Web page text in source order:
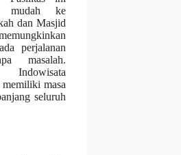
mudah ke
dan Masjid
perjalanan
masalah.
masa
seluruh